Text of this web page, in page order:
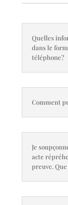
Quelles
dans le
téléphone?
Comment
Je
acte
preuve.